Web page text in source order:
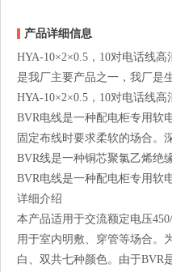
产品详细信息
HYA-10×2×0.5，10对电话线高
是我厂主要产品之一，我厂是
HYA-10×2×0.5，10对电话线
BVR电线是一种配电柜专用软
固定布线时要求柔软的场合。
BVR线是一种铜芯聚氯乙烯绝
BVR电线是一种配电柜专用软
详细介绍
本产品适用于交流额定电压
用于室内明敷、穿管等场合。
白、双共七种颜色。由于BVR